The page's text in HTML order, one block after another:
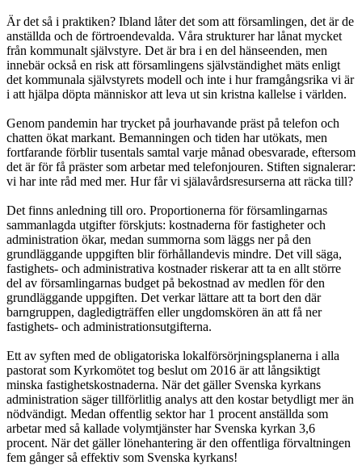
Är det så i praktiken? Ibland låter det som att församlingen, det är de
anställda och de förtroendevalda. Våra strukturer har lånat mycket
från kommunalt självstyre. Det är bra i en del hänseenden, men
innebär också en risk att församlingens självständighet mäts enligt
det kommunala självstyrets modell och inte i hur framgångsrika vi är
i att hjälpa döpta människor att leva ut sin kristna kallelse i världen.
Genom pandemin har trycket på jourhavande präst på telefon och
chatten ökat markant. Bemanningen och tiden har utökats, men
fortfarande förblir tusentals samtal varje månad obesvarade, eftersom
det är för få präster som arbetar med telefonjouren. Stiften signalerar:
vi har inte råd med mer. Hur får vi själavårdsresurserna att räcka till?
Det finns anledning till oro. Proportionerna för församlingarnas
sammanlagda utgifter förskjuts: kostnaderna för fastigheter och
administration ökar, medan summorna som läggs ner på den
grundläggande uppgiften blir förhållandevis mindre. Det vill säga,
fastighets- och administrativa kostnader riskerar att ta en allt större
del av församlingarnas budget på bekostnad av medlen för den
grundläggande uppgiften. Det verkar lättare att ta bort den där
barngruppen, dagledigträffen eller ungdomskören än att få ner
fastighets- och administrationsutgifterna.
Ett av syften med de obligatoriska lokalförsörjningsplanerna i alla
pastorat som Kyrkomötet tog beslut om 2016 är att långsiktigt
minska fastighetskostnaderna. När det gäller Svenska kyrkans
administration säger tillförlitlig analys att den kostar betydligt mer än
nödvändigt. Medan offentlig sektor har 1 procent anställda som
arbetar med så kallade volymtjänster har Svenska kyrkan 3,6
procent. När det gäller lönehantering är den offentliga förvaltningen
fem gånger så effektiv som Svenska kyrkans!